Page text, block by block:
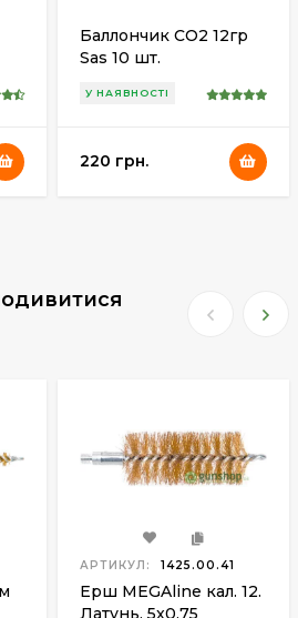
Баллончик СО2 12гр
Sas 10 шт.
У НАЯВНОСТІ
220 грн.
АРТИКУЛ: 1425.00.41
Ерш MEGAline кал. 12.
Латунь. 5x0.75